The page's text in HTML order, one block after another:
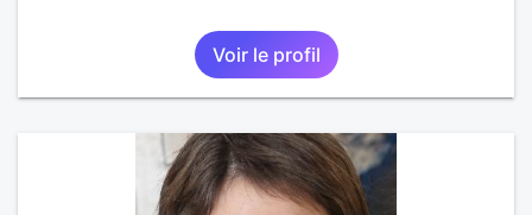
Voir le profil